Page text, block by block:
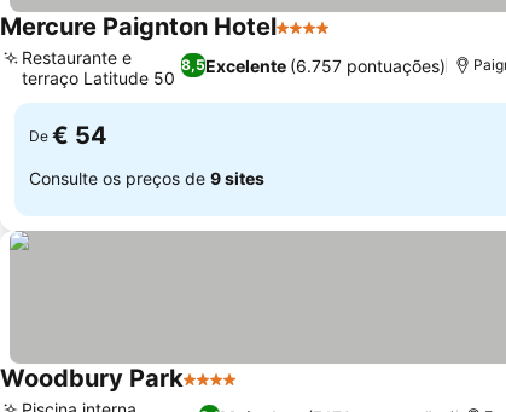
Mercure Paignton Hotel4 Estrelas
8,5Excelente (6.757 pontuações)
Restaurante e
terraço Latitude 50
De € 54
Consulte os preços de 9 sites
Woodbury Park4 Estrelas